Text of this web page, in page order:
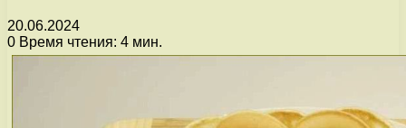
20.06.2024
0 Время чтения: 4 мин.